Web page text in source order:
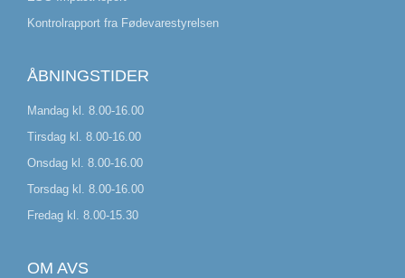
Kontrolrapport fra Fødevarestyrelsen
ÅBNINGSTIDER
Mandag kl. 8.00-16.00
Tirsdag kl. 8.00-16.00
Onsdag kl. 8.00-16.00
Torsdag kl. 8.00-16.00
Fredag kl. 8.00-15.30
OM AVS